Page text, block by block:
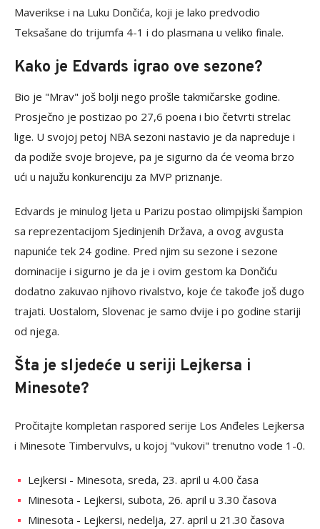
Maverikse i na Luku Dončića, koji je lako predvodio
Teksašane do trijumfa 4-1 i do plasmana u veliko finale.
Kako je Edvards igrao ove sezone?
Bio je "Mrav" još bolji nego prošle takmičarske godine.
Prosječno je postizao po 27,6 poena i bio četvrti strelac
lige. U svojoj petoj NBA sezoni nastavio je da napreduje i
da podiže svoje brojeve, pa je sigurno da će veoma brzo
ući u najužu konkurenciju za MVP priznanje.
Edvards je minulog ljeta u Parizu postao olimpijski šampion
sa reprezentacijom Sjedinjenih Država, a ovog avgusta
napuniće tek 24 godine. Pred njim su sezone i sezone
dominacije i sigurno je da je i ovim gestom ka Dončiću
dodatno zakuvao njihovo rivalstvo, koje će takođe još dugo
trajati. Uostalom, Slovenac je samo dvije i po godine stariji
od njega.
Šta je sljedeće u seriji Lejkersa i
Minesote?
Pročitajte kompletan raspored serije Los Anđeles Lejkersa
i Minesote Timbervulvs, u kojoj "vukovi" trenutno vode 1-0.
Lejkersi - Minesota, sreda, 23. april u 4.00 časa
Minesota - Lejkersi, subota, 26. april u 3.30 časova
Minesota - Lejkersi, nedelja, 27. april u 21.30 časova